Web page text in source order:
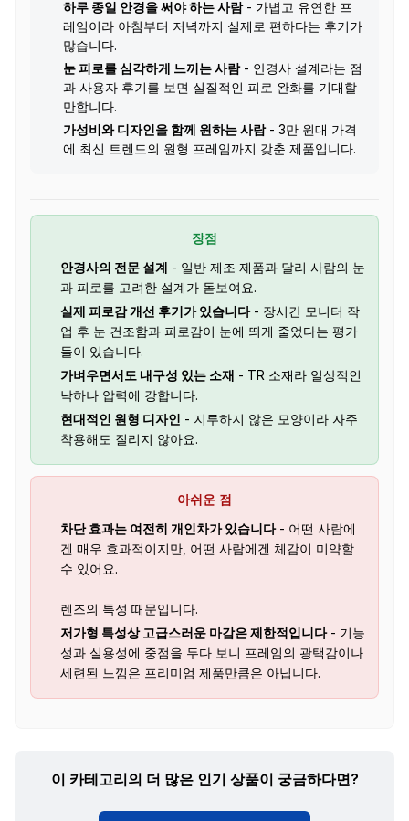
하루 종일 안경을 써야 하는 사람- 가볍고 유연한 프
레임이라 아침부터 저녁까지 실제로 편하다는 후기가
많습니다.
눈 피로를 심각하게 느끼는 사람- 안경사 설계라는 점
과 사용자 후기를 보면 실질적인 피로 완화를 기대할
만합니다.
가성비와 디자인을 함께 원하는 사람- 3만 원대 가격
에 최신 트렌드의 원형 프레임까지 갖춘 제품입니다.
장점
안경사의 전문 설계 - 일반 제조 제품과 달리 사람의 눈
과 피로를 고려한 설계가 돋보여요.
실제 피로감 개선 후기가 있습니다- 장시간 모니터 작
업 후 눈 건조함과 피로감이 눈에 띄게 줄었다는 평가
들이 있습니다.
가벼우면서도 내구성 있는 소재 - TR 소재라 일상적인
낙하나 압력에 강합니다.
현대적인 원형 디자인 - 지루하지 않은 모양이라 자주
착용해도 질리지 않아요.
아쉬운 점
차단 효과는 여전히 개인차가 있습니다- 어떤 사람에
겐 매우 효과적이지만, 어떤 사람에겐 체감이 미약할
수 있어요.
렌즈의 특성 때문입니다.
저가형 특성상 고급스러운 마감은 제한적입니다- 기능
성과 실용성에 중점을 두다 보니 프레임의 광택감이나
세련된 느낌은 프리미엄 제품만큼은 아닙니다.
이 카테고리의 더 많은 인기 상품이 궁금하다면?